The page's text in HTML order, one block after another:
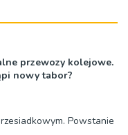
przewozy kolejowe.
nowy tabor?
Powstanie